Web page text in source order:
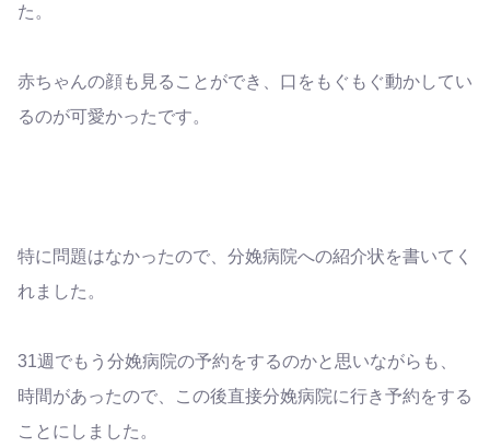
た。
赤ちゃんの顔も見ることができ、口をもぐもぐ動かしてい
るのが可愛かったです。
特に問題はなかったので、分娩病院への紹介状を書いてく
れました。
31週でもう分娩病院の予約をするのかと思いながらも、
時間があったので、この後直接分娩病院に行き予約をする
ことにしました。